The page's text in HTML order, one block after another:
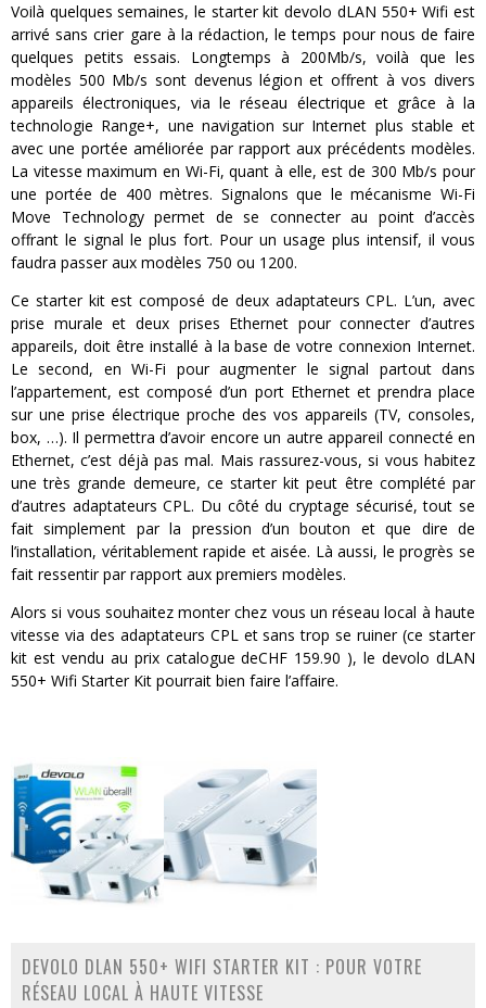
Voilà quelques semaines, le starter kit devolo dLAN 550+ Wifi est
arrivé sans crier gare à la rédaction, le temps pour nous de faire
quelques petits essais. Longtemps à 200Mb/s, voilà que les
modèles 500 Mb/s sont devenus légion et offrent à vos divers
appareils électroniques, via le réseau électrique et grâce à la
technologie Range+, une navigation sur Internet plus stable et
avec une portée améliorée par rapport aux précédents modèles.
La vitesse maximum en Wi-Fi, quant à elle, est de 300 Mb/s pour
une portée de 400 mètres. Signalons que le mécanisme Wi-Fi
Move Technology permet de se connecter au point d’accès
offrant le signal le plus fort. Pour un usage plus intensif, il vous
faudra passer aux modèles 750 ou 1200.
Ce starter kit est composé de deux adaptateurs CPL. L’un, avec
prise murale et deux prises Ethernet pour connecter d’autres
appareils, doit être installé à la base de votre connexion Internet.
Le second, en Wi-Fi pour augmenter le signal partout dans
l’appartement, est composé d’un port Ethernet et prendra place
sur une prise électrique proche des vos appareils (TV, consoles,
box, …). Il permettra d’avoir encore un autre appareil connecté en
Ethernet, c’est déjà pas mal. Mais rassurez-vous, si vous habitez
une très grande demeure, ce starter kit peut être complété par
d’autres adaptateurs CPL. Du côté du cryptage sécurisé, tout se
fait simplement par la pression d’un bouton et que dire de
l’installation, véritablement rapide et aisée. Là aussi, le progrès se
fait ressentir par rapport aux premiers modèles.
Alors si vous souhaitez monter chez vous un réseau local à haute
vitesse via des adaptateurs CPL et sans trop se ruiner (ce starter
kit est vendu au prix catalogue deCHF 159.90 ), le devolo dLAN
550+ Wifi Starter Kit pourrait bien faire l’affaire.
DEVOLO DLAN 550+ WIFI STARTER KIT : POUR VOTRE
RÉSEAU LOCAL À HAUTE VITESSE